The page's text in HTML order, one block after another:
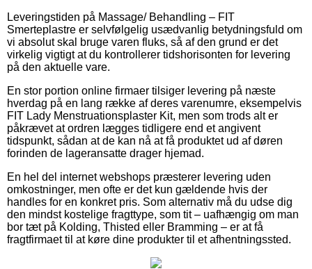
Leveringstiden på Massage/ Behandling – FIT
Smerteplastre er selvfølgelig usædvanlig betydningsfuld om
vi absolut skal bruge varen fluks, så af den grund er det
virkelig vigtigt at du kontrollerer tidshorisonten for levering
på den aktuelle vare.
En stor portion online firmaer tilsiger levering på næste
hverdag på en lang række af deres varenumre, eksempelvis
FIT Lady Menstruationsplaster Kit, men som trods alt er
påkrævet at ordren lægges tidligere end et angivent
tidspunkt, sådan at de kan nå at få produktet ud af døren
forinden de lageransatte drager hjemad.
En hel del internet webshops præsterer levering uden
omkostninger, men ofte er det kun gældende hvis der
handles for en konkret pris. Som alternativ må du udse dig
den mindst kostelige fragttype, som tit – uafhængig om man
bor tæt på Kolding, Thisted eller Bramming – er at få
fragtfirmaet til at køre dine produkter til et afhentningssted.